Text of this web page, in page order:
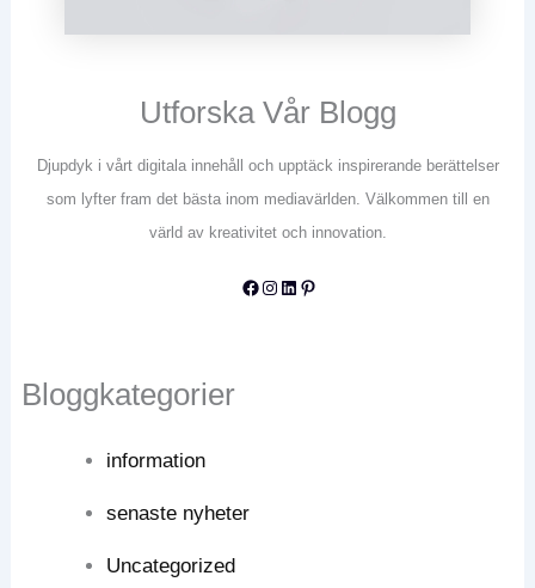
Utforska Vår Blogg
Djupdyk i vårt digitala innehåll och upptäck inspirerande berättelser
som lyfter fram det bästa inom mediavärlden. Välkommen till en
värld av kreativitet och innovation.
Facebook Instagram LinkedIn Pinterest
Bloggkategorier
information
senaste nyheter
Uncategorized